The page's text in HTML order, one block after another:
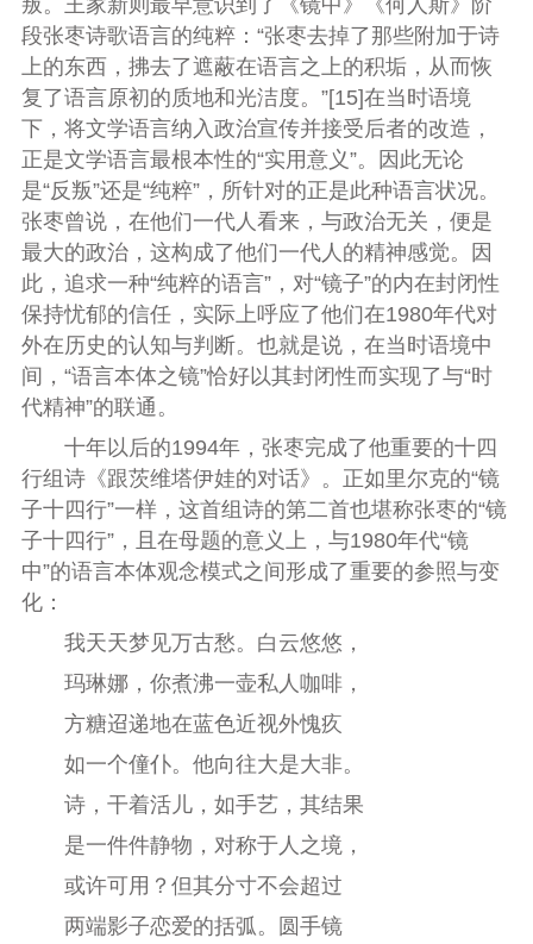
叛。王家新则最早意识到了《镜中》《何人斯》阶
段张枣诗歌语言的纯粹：“张枣去掉了那些附加于诗
上的东西，拂去了遮蔽在语言之上的积垢，从而恢
复了语言原初的质地和光洁度。”[15]在当时语境
下，将文学语言纳入政治宣传并接受后者的改造，
正是文学语言最根本性的“实用意义”。因此无论
是“反叛”还是“纯粹”，所针对的正是此种语言状况。
张枣曾说，在他们一代人看来，与政治无关，便是
最大的政治，这构成了他们一代人的精神感觉。因
此，追求一种“纯粹的语言”，对“镜子”的内在封闭性
保持忧郁的信任，实际上呼应了他们在1980年代对
外在历史的认知与判断。也就是说，在当时语境中
间，“语言本体之镜”恰好以其封闭性而实现了与“时
代精神”的联通。
十年以后的1994年，张枣完成了他重要的十四
行组诗《跟茨维塔伊娃的对话》。正如里尔克的“镜
子十四行”一样，这首组诗的第二首也堪称张枣的“镜
子十四行”，且在母题的意义上，与1980年代“镜
中”的语言本体观念模式之间形成了重要的参照与变
化：
我天天梦见万古愁。白云悠悠，
玛琳娜，你煮沸一壶私人咖啡，
方糖迢递地在蓝色近视外愧疚
如一个僮仆。他向往大是大非。
诗，干着活儿，如手艺，其结果
是一件件静物，对称于人之境，
或许可用？但其分寸不会超过
两端影子恋爱的括弧。圆手镜